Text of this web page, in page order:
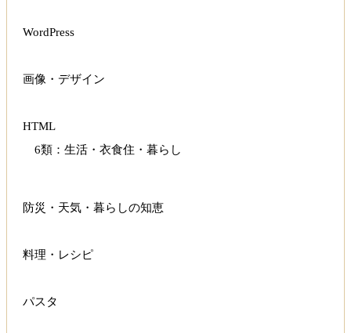
WordPress
画像・デザイン
HTML
6類：生活・衣食住・暮らし
防災・天気・暮らしの知恵
料理・レシピ
パスタ